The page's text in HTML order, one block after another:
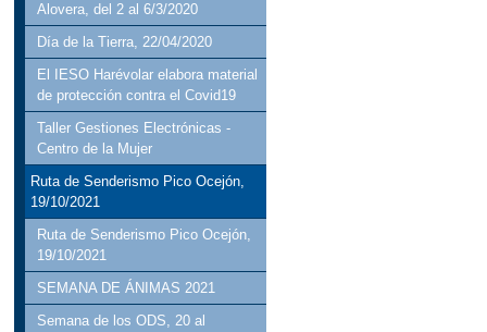
Alovera, del 2 al 6/3/2020
Día de la Tierra, 22/04/2020
El IESO Harévolar elabora material
de protección contra el Covid19
Taller Gestiones Electrónicas -
Centro de la Mujer
Ruta de Senderismo Pico Ocejón,
19/10/2021
Ruta de Senderismo Pico Ocejón,
19/10/2021
SEMANA DE ÁNIMAS 2021
Semana de los ODS, 20 al